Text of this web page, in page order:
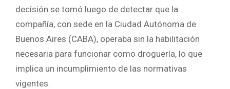
decisión se tomó luego de detectar que la
compañía, con sede en la Ciudad Autónoma de
Buenos Aires (CABA), operaba sin la habilitación
necesaria para funcionar como droguería, lo que
implica un incumplimiento de las normativas
vigentes.